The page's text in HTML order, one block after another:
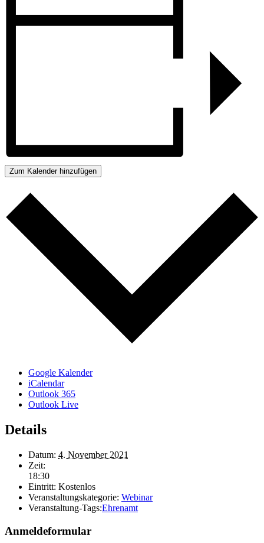
Zum Kalender hinzufügen
Google Kalender
iCalendar
Outlook 365
Outlook Live
Details
Datum: 4. November 2021
Zeit:
18:30
Eintritt: Kostenlos
Veranstaltungskategorie: Webinar
Veranstaltung-Tags:Ehrenamt
Anmeldeformular